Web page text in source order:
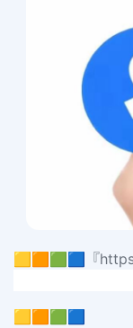
🟨🟧🟩🟦『
🟨🟧🟩🟦